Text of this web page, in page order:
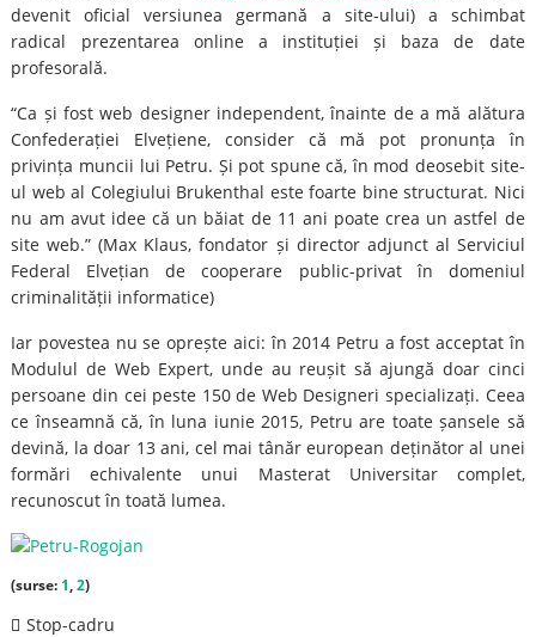
devenit oficial versiunea germană a site-ului) a schimbat
radical prezentarea online a instituției și baza de date
profesorală.
“Ca și fost web designer independent, înainte de a mă alătura
Confederației Elvețiene, consider că mă pot pronunța în
privința muncii lui Petru. Și pot spune că, în mod deosebit site-
ul web al Colegiului Brukenthal este foarte bine structurat. Nici
nu am avut idee că un băiat de 11 ani poate crea un astfel de
site web.” (Max Klaus, fondator și director adjunct al Serviciul
Federal Elvețian de cooperare public-privat în domeniul
criminalității informatice)
Iar povestea nu se oprește aici: în 2014 Petru a fost acceptat în
Modulul de Web Expert, unde au reușit să ajungă doar cinci
persoane din cei peste 150 de Web Designeri specializați. Ceea
ce înseamnă că, în luna iunie 2015, Petru are toate șansele să
devină, la doar 13 ani, cel mai tânăr european deținător al unei
formări echivalente unui Masterat Universitar complet,
recunoscut în toată lumea.
(surse: 1,2)
Stop-cadru